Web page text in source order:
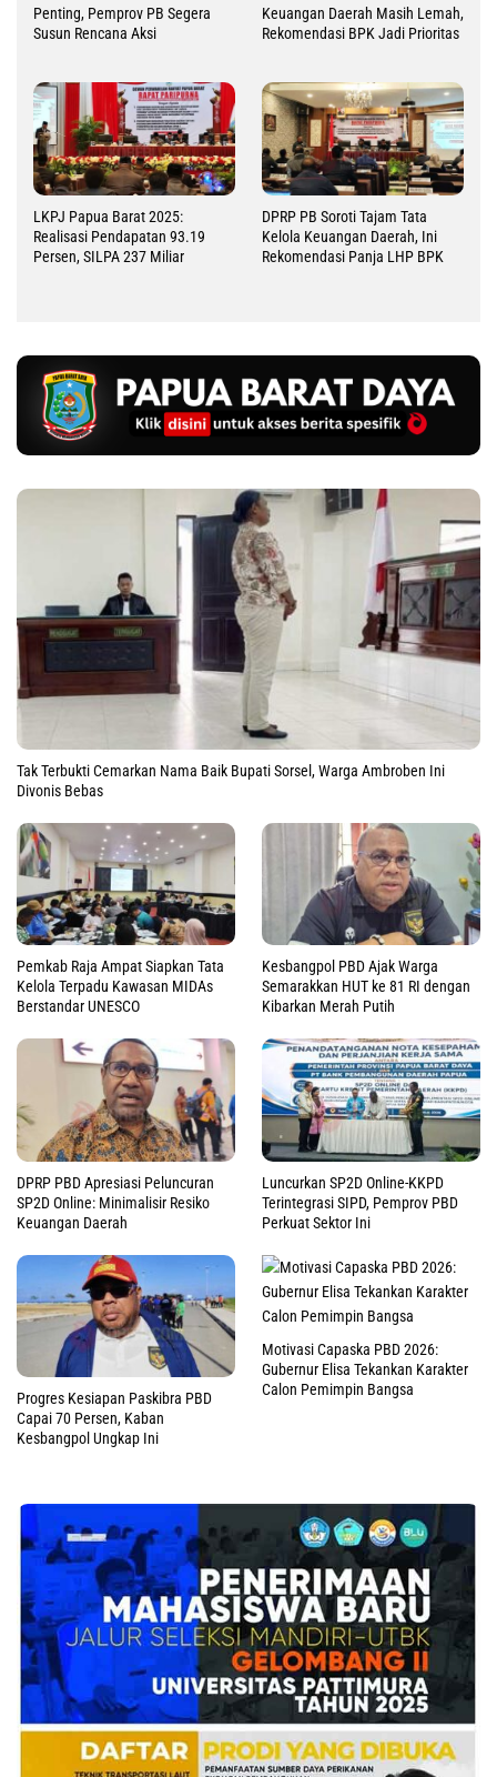
Penting, Pemprov PB Segera
Susun Rencana Aksi
Keuangan Daerah Masih Lemah,
Rekomendasi BPK Jadi Prioritas
LKPJ Papua Barat 2025:
Realisasi Pendapatan 93.19
Persen, SILPA 237 Miliar
DPRP PB Soroti Tajam Tata
Kelola Keuangan Daerah, Ini
Rekomendasi Panja LHP BPK
Tak Terbukti Cemarkan Nama Baik Bupati Sorsel, Warga Ambroben Ini
Divonis Bebas
Pemkab Raja Ampat Siapkan Tata
Kelola Terpadu Kawasan MIDAs
Berstandar UNESCO
Kesbangpol PBD Ajak Warga
Semarakkan HUT ke 81 RI dengan
Kibarkan Merah Putih
DPRP PBD Apresiasi Peluncuran
SP2D Online: Minimalisir Resiko
Keuangan Daerah
Luncurkan SP2D Online-KKPD
Terintegrasi SIPD, Pemprov PBD
Perkuat Sektor Ini
Progres Kesiapan Paskibra PBD
Capai 70 Persen, Kaban
Kesbangpol Ungkap Ini
Motivasi Capaska PBD 2026:
Gubernur Elisa Tekankan Karakter
Calon Pemimpin Bangsa